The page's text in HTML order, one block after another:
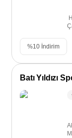
%10 İndirim
Batı Yıldızı